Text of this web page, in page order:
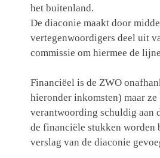
het buitenland.
De diaconie maakt door
vertegenwoordigers deel uit
commissie om hiermee de
Financiëel is de ZWO
hieronder inkomsten) maar
verantwoording schuldig aan
de financiële stukken worden
verslag van de diaconie